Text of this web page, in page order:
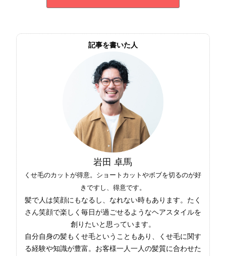
記事を書いた人
岩田 卓馬
くせ毛のカットが得意。ショートカットやボブを切るのが好
きですし、得意です。
髪で人は笑顔にもなるし、なれない時もあります。たく
さん笑顔で楽しく毎日が過ごせるようなヘアスタイルを
創りたいと思っています。
自分自身の髪もくせ毛ということもあり、くせ毛に関す
る経験や知識が豊富。お客様一人一人の髪質に合わせた